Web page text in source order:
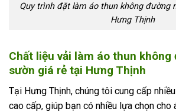
Quy trình đặt làm áo thun không đường
Hưng Thịnh
Chất liệu vải làm áo thun
sườn giá rẻ tại Hưng Thịnh
Tại Hưng Thịnh, chúng tôi cung cấp
cao cấp, giúp bạn có nhiều lựa chọn cho